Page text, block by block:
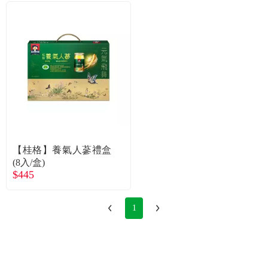
【桂格】養氣人蔘禮盒
(8入/盒)
$445
1